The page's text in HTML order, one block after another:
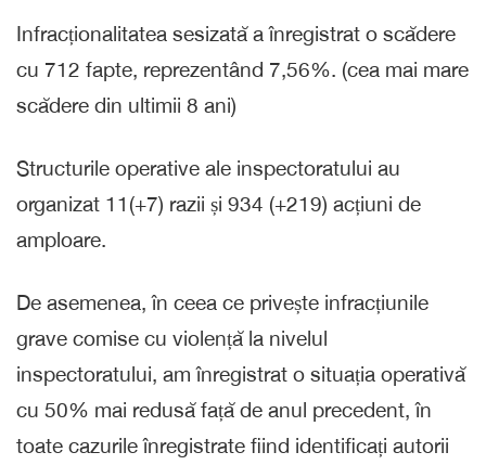
Infracționalitatea sesizată a înregistrat o scădere
cu 712 fapte, reprezentând 7,56%. (cea mai mare
scădere din ultimii 8 ani)
Structurile operative ale inspectoratului au
organizat 11(+7) razii și 934 (+219) acțiuni de
amploare.
De asemenea, în ceea ce privește infracțiunile
grave comise cu violență la nivelul
inspectoratului, am înregistrat o situația operativă
cu 50% mai redusă față de anul precedent, în
toate cazurile înregistrate fiind identificați autorii